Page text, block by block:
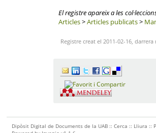
El registre apareix a les
Articles>Articles publicats>
Registre creat el 2011-02-16,
Dipòsit Digital de Documents de la UAB ::Cerca :: Lliura ::